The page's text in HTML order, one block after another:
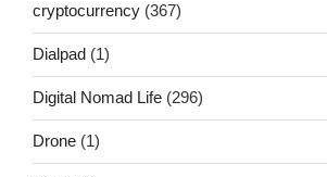
cryptocurrency (367)
Dialpad (1)
Digital Nomad Life (296)
Drone (1)